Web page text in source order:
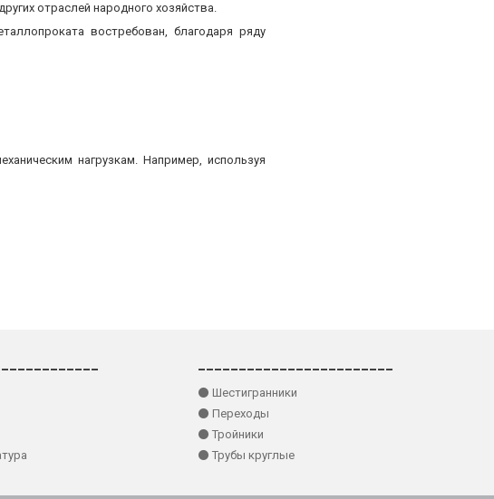
отраслей народного хозяйства.
востребован, благодаря ряду
нагрузкам. Например, используя
⚫ Шестигранники
⚫ Переходы
⚫ Тройники
⚫ Трубы круглые